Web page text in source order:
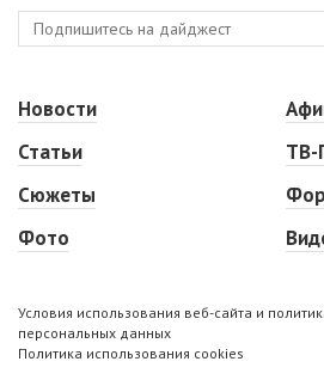
Новости
Статьи
Сюжеты
Фото
ТВ-
Условия использования веб-сайта и
персональных данных
Политика использования cookies